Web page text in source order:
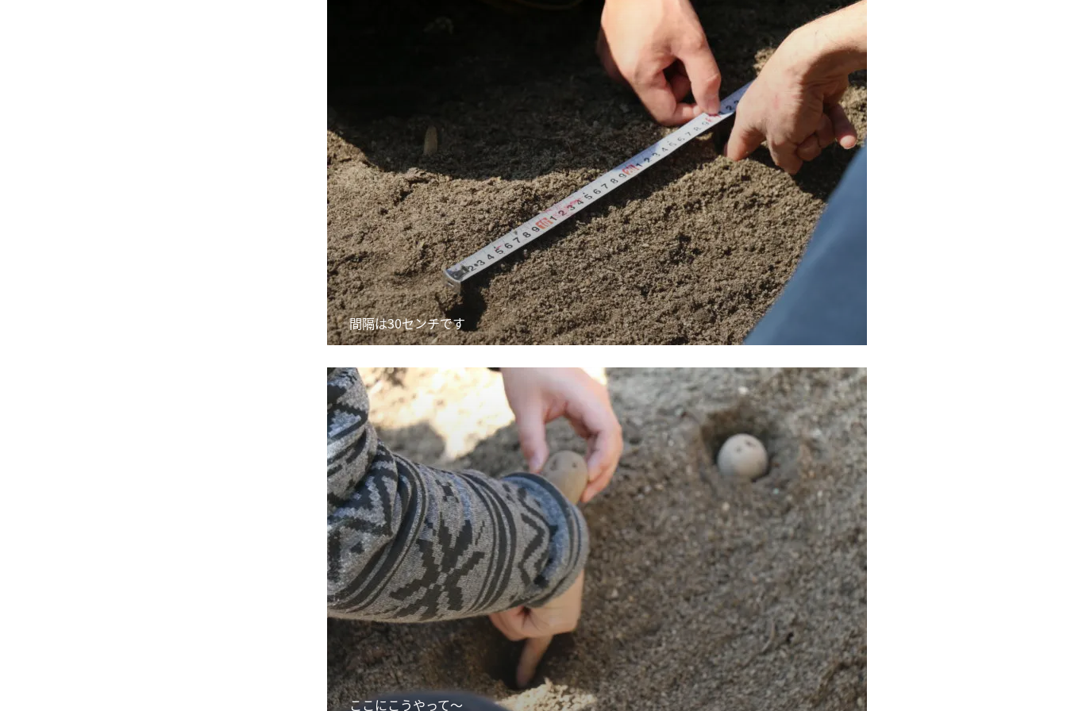
間隔は30センチです
ここにこうやって〜